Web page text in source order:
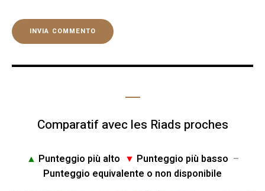
Comparatif avec les Riads proches
▲ Punteggio più alto ▼ Punteggio più basso –
Punteggio equivalente o non disponibile